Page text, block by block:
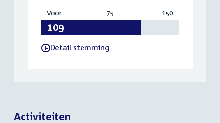
Voor:
75 150
-Detail stemming
Activiteiten